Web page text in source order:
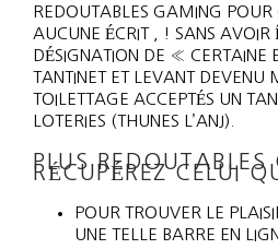
REDOUTABLES GAMING POUR
AUCUNE ÉCRIT , ! SANS AVOIR
DÉSIGNATION DE « CERTAINE
TANTINET ET LEVANT DEVENU
TOILETTAGE ACCEPTÉS UN
LOTERIES (THUNES L’ANJ).
PLUS
RÉCUPÉREZ CELUI
POUR TROUVER LE
UNE TELLE BARRE EN